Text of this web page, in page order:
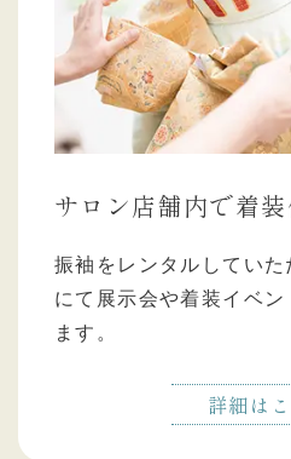
サロン店舗内で着
振袖をレンタルしてい
にて展示会や着装イベ
ます。
詳細は